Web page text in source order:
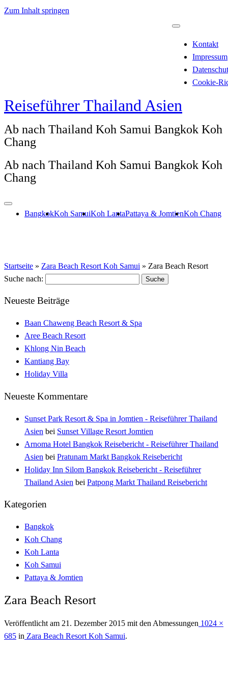
Zum Inhalt springen
Kontakt
Impressum
Cookie-
Reiseführer Thailand Asien
Ab nach Thailand Koh Samui Bangkok Koh
Chang
Ab nach Thailand Koh Samui Bangkok Koh
Chang
BangkokKoh SamuiKoh LantaPattaya & JomtienKoh Chang
Startseite » Zara Beach Resort Koh Samui » Zara Beach Resort
Suche nach:
Neueste Beiträge
Baan Chaweng Beach Resort & Spa
Aree Beach Resort
Khlong Nin Beach
Kantiang Bay
Holiday Villa
Neueste Kommentare
Sunset Park Resort & Spa in Jomtien - Reiseführer Thailand
Asien bei Sunset Village Resort Jomtien
Arnoma Hotel Bangkok Reisebericht - Reiseführer Thailand
Asien bei Pratunam Markt Bangkok Reisebericht
Holiday Inn Silom Bangkok Reisebericht - Reiseführer
Thailand Asien bei Patpong Markt Thailand Reisebericht
Kategorien
Bangkok
Koh Chang
Koh Lanta
Koh Samui
Pattaya & Jomtien
Zara Beach Resort
Veröffentlicht am 21. Dezember 2015 mit den Abmessungen 1024 ×
685 in Zara Beach Resort Koh Samui.